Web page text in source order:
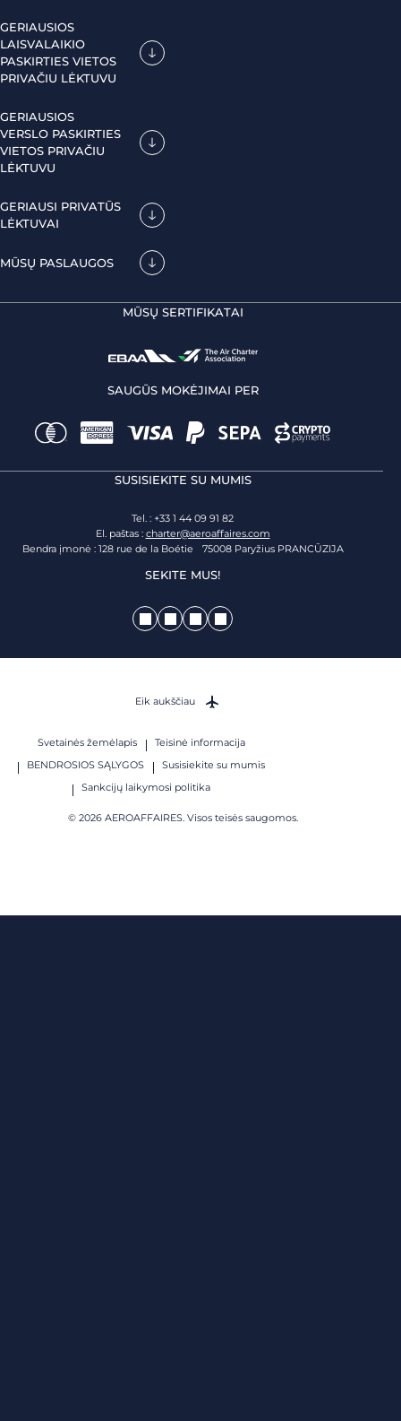
GERIAUSIOS
LAISVALAIKIO
PASKIRTIES VIETOS
PRIVAČIU LĖKTUVU
GERIAUSIOS
VERSLO PASKIRTIES
VIETOS PRIVAČIU
LĖKTUVU
GERIAUSI PRIVATŪS
LĖKTUVAI
MŪSŲ PASLAUGOS
MŪSŲ SERTIFIKATAI
SAUGŪS MOKĖJIMAI PER
SUSISIEKITE SU MUMIS
Tel. : +33 1 44 09 91 82
El. paštas : charter@aeroaffaires.com
Bendra įmonė : 128 rue de la Boétie 75008 Paryžius PRANCŪZIJA
SEKITE MUS!
Svetainės žemėlapis
Teisinė informacija
BENDROSIOS SĄLYGOS
Susisiekite su mumis
Sankcijų laikymosi politika
© 2026 AEROAFFAIRES. Visos teisės saugomos.
Eik aukščiau